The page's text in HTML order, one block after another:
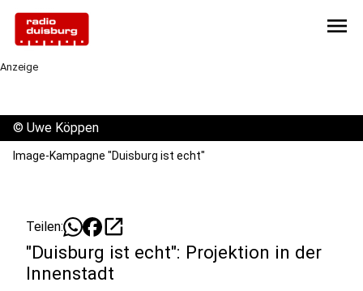
menu
Anzeige
© Uwe Köppen
Image-Kampagne "Duisburg ist echt"
Teilen: open_in_new
"Duisburg ist echt": Projektion in der
Innenstadt